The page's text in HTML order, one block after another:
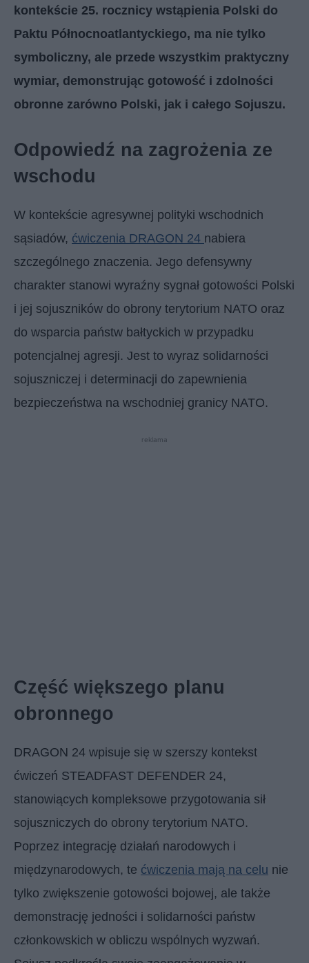
kontekście 25. rocznicy wstąpienia Polski do
Paktu Północnoatlantyckiego, ma nie tylko
symboliczny, ale przede wszystkim praktyczny
wymiar, demonstrując gotowość i zdolności
obronne zarówno Polski, jak i całego Sojuszu.
Odpowiedź na zagrożenia ze
wschodu
W kontekście agresywnej polityki wschodnich
sąsiadów, ćwiczenia DRAGON 24 nabiera
szczególnego znaczenia. Jego defensywny
charakter stanowi wyraźny sygnał gotowości Polski
i jej sojuszników do obrony terytorium NATO oraz
do wsparcia państw bałtyckich w przypadku
potencjalnej agresji. Jest to wyraz solidarności
sojuszniczej i determinacji do zapewnienia
bezpieczeństwa na wschodniej granicy NATO.
reklama
Część większego planu
obronnego
DRAGON 24 wpisuje się w szerszy kontekst
ćwiczeń STEADFAST DEFENDER 24,
stanowiących kompleksowe przygotowania sił
sojuszniczych do obrony terytorium NATO.
Poprzez integrację działań narodowych i
międzynarodowych, te ćwiczenia mają na celu nie
tylko zwiększenie gotowości bojowej, ale także
demonstrację jedności i solidarności państw
członkowskich w obliczu wspólnych wyzwań.